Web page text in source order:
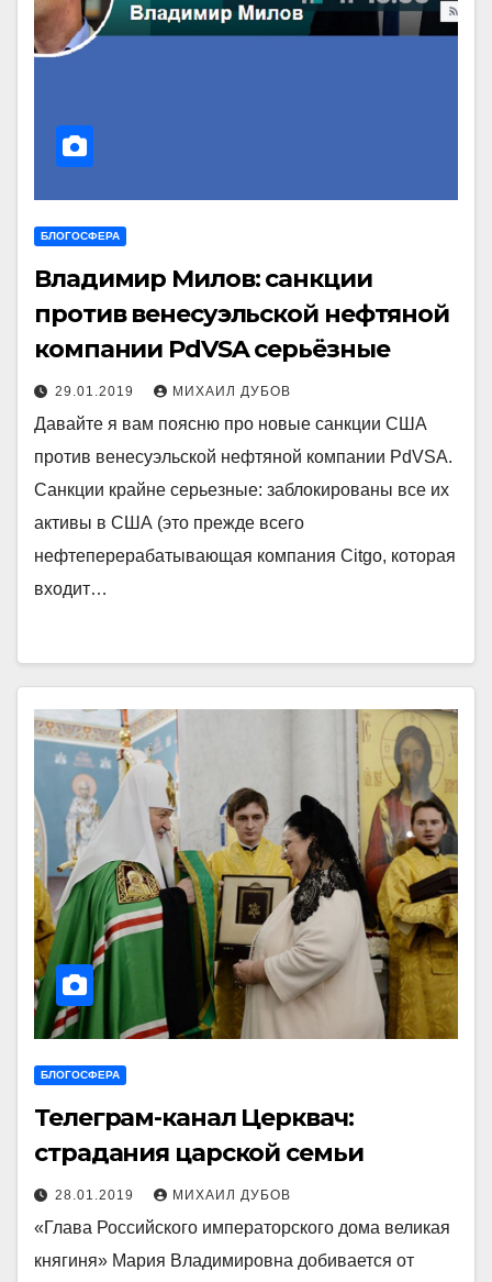
БЛОГОСФЕРА
Владимир Милов: санкции
против венесуэльской нефтяной
компании PdVSA серьёзные
29.01.2019 МИХАИЛ ДУБОВ
Давайте я вам поясню про новые санкции США
против венесуэльской нефтяной компании PdVSA.
Санкции крайне серьезные: заблокированы все их
активы в США (это прежде всего
нефтеперерабатывающая компания Citgo, которая
входит…
БЛОГОСФЕРА
Телеграм-канал Церквач:
страдания царской семьи
28.01.2019 МИХАИЛ ДУБОВ
«Глава Российского императорского дома великая
княгиня» Мария Владимировна добивается от